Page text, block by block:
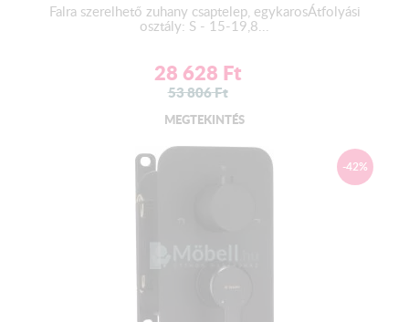
Falra szerelhető zuhany csaptelep, egykarosÁtfolyási
osztály: S - 15-19,8...
28 628 Ft
53 806Ft
MEGTEKINTÉS
-42%